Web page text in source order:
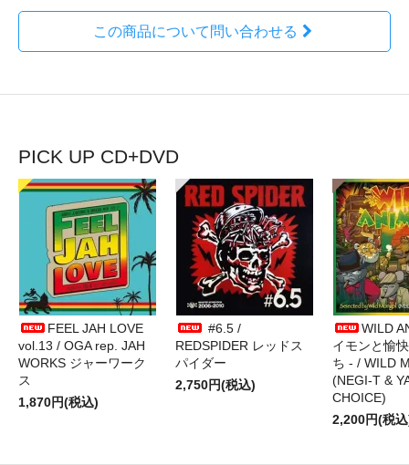
この商品について問い合わせる
PICK UP CD+DVD
FEEL JAH LOVE
vol.13 / OGA rep. JAH
WORKS ジャーワーク
ス
1,870円(税込)
#6.5 /
REDSPIDER レッドス
パイダー
2,750円(税込)
WILD
イモンと愉
ち - / WILD
(NEGI-T &
CHOICE)
2,200円(税